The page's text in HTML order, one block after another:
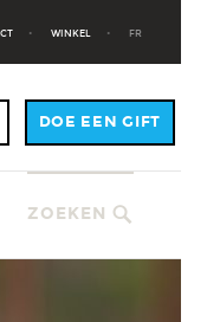
WINKEL FR
ZOEKEN